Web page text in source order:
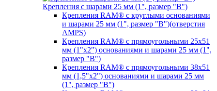
Крепления с шарами 25 мм (1", размер "B")
Крепления RAM® с круглыми основаниями
и шарами 25 мм (1", размер "B")(отверстия
AMPS)
Крепления RAM® с прямоугольными 25х51
мм (1"х2") основаниями и шарами 25 мм (1",
размер "B")
Крепления RAM® с прямоугольными 38х51
мм (1,5"х2") основаниями и шарами 25 мм
(1", размер "B")